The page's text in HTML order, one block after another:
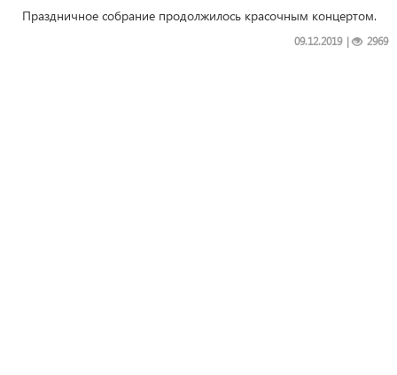
Праздничное собрание продолжилось красочным концертом.
| 2969
09.12.2019